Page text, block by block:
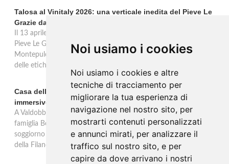
Noi usiamo i cookies
Noi usiamo i cookies e altre
tecniche di tracciamento per
migliorare la tua esperienza di
navigazione nel nostro sito, per
mostrarti contenuti personalizzati
e annunci mirati, per analizzare il
traffico sul nostro sito, e per
capire da dove arrivano i nostri
Talosa al Vinitaly 2026: una verticale inedita del Pieve Le
Grazie dal 2016 al 2020
Il 13 aprile 2026 al Vinitaly, Talosa presenta la verticale inedita del
Pieve Le Grazie: cinque annate dal 2016 al 2020 del Nobile di
Montepulciano a 95 punti Vinous, per ripercorrere la genesi di una
delle etichette iconiche di Montepulciano.
Casa dell'Artista: a Valdobbiadene apre il soggiorno
immersivo tra arte e vino di Bortolomiol
A Valdobbiadene, nel cuore delle colline Patrimonio Unesco, la
famiglia Bortolomiol apre al pubblico la Casa dell'Artista: un
soggiorno immersivo tra arte, natura e vino all'interno del Parco
della Filandetta Art and Wine Farm.